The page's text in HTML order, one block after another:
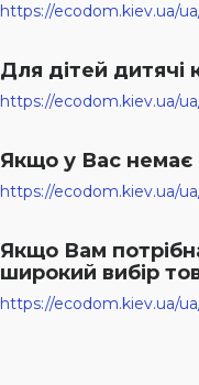
https://ecodom.kiev.ua/
Для дітей дитячі
https://ecodom.kiev.ua/
Якщо у Вас
https://ecodom.kiev.ua/
Якщо Вам
широкий вибір
https://ecodom.kiev.ua/